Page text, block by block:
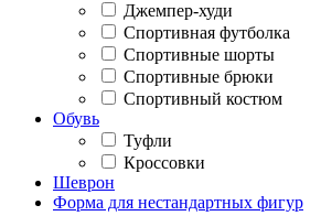
Джемпер-худи
Спортивная футболка
Спортивные шорты
Спортивные брюки
Спортивный костюм
Обувь
Туфли
Кроссовки
Шеврон
Форма для нестандартных фигур